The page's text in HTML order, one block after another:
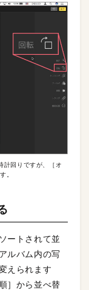
計回りですが、［オ
。
ートされて並
ルバム内の写
えられます
］から並べ替